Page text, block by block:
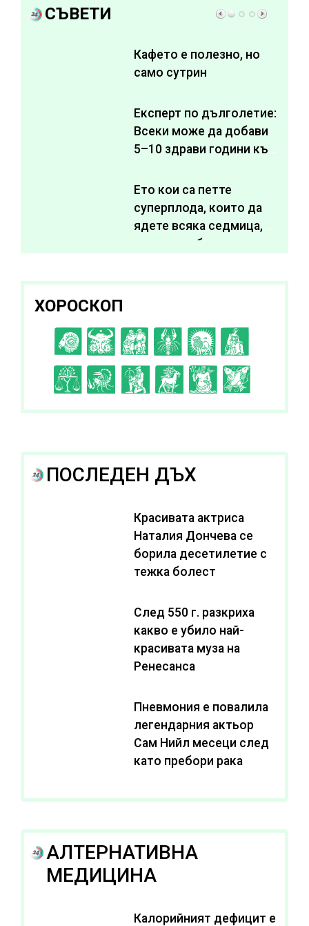
СЪВЕТИ
Кафето е полезно, но
само сутрин
Експерт по дълголетие:
Всеки може да добави
5–10 здрави години към
Ето кои са петте
суперплода, които да
ядете всяка седмица,
за да подобрите
ХОРОСКОП
C D EFGH
I J K L A B
ПОСЛЕДЕН ДЪХ
Красивата актриса
Наталия Дончева се
борила десетилетие с
тежка болест
След 550 г. разкриха
какво е убило най-
красивата муза на
Ренесанса
Пневмония е повалила
легендарния актьор
Сам Нийл месеци след
като пребори рака
АЛТЕРНАТИВНА
МЕДИЦИНА
Калорийният дефицит е